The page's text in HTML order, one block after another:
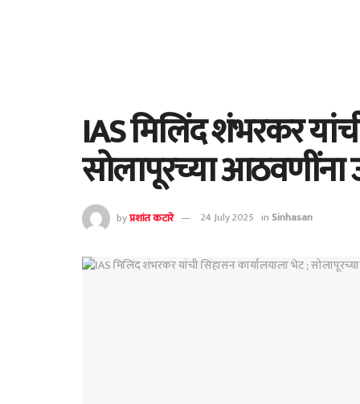
IAS मिलिंद शंभरकर
सोलापूरच्या आठवणींना
byप्रशांत कटारे 24 July 2025 in Sinhasan